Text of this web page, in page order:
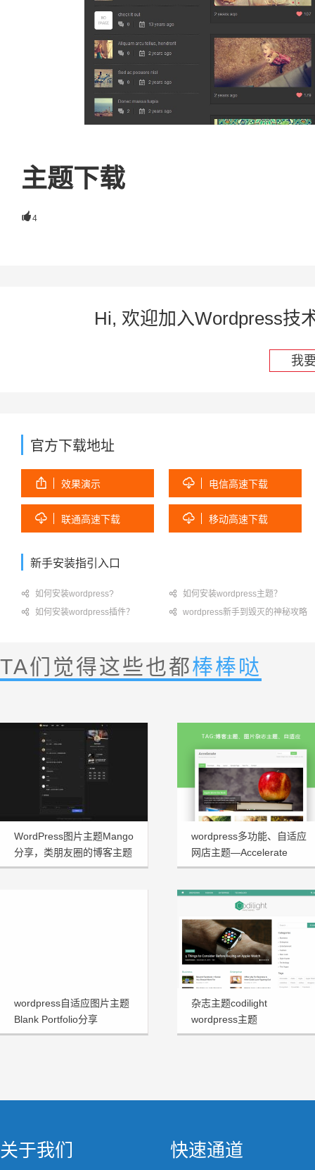
主题下载
4
Hi, 欢迎加入Wordpress技
我
官方下载地址
 效果演示  电信高速下载
 联通高速下载  移动高速下载
新手安装指引入口
 如何安装wordpress?  如何安装wordpress主题？
 如何安装wordpress插件？  wordpress新手到毁灭的神秘攻略
TA们觉得这些也都棒棒哒
WordPress图片主题Mango
分享，类朋友圈的博客主题
wordpress多功能、自适应
网店主题—Accelerate
1.3.2
wordpress自适应图片主题
Blank Portfolio分享
杂志主题codilight
wordpress主题
关于我们 快速通道